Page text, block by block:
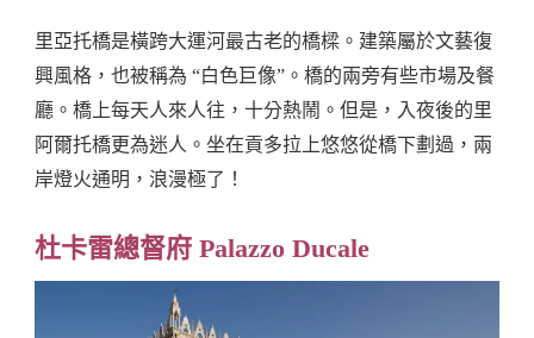
里亞托橋是橫跨大運河最古老的橋樑。建築屬於文藝復
興風格，也被稱為 “白色巨像”。橋的兩旁有些市場及餐
廳。橋上每天人來人往，十分熱鬧。但是，入夜後的里
阿爾托橋更為迷人。坐在貢多拉上悠悠從橋下劃過，兩
岸燈火通明，浪漫極了！
杜卡雷總督府 Palazzo Ducale